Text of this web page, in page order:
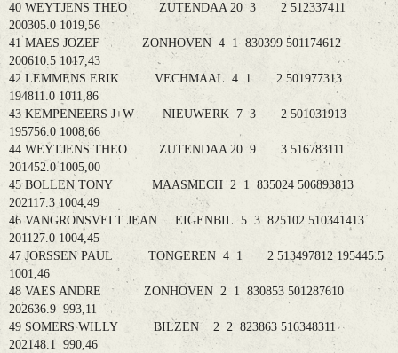
40 WEYTJENS THEO ZUTENDAA 20 3 2 512337411
200305.0 1019,56
41 MAES JOZEF ZONHOVEN 4 1 830399 501174612
200610.5 1017,43
42 LEMMENS ERIK VECHMAAL 4 1 2 501977313
194811.0 1011,86
43 KEMPENEERS J+W NIEUWERK 7 3 2 501031913
195756.0 1008,66
44 WEYTJENS THEO ZUTENDAA 20 9 3 516783111
201452.0 1005,00
45 BOLLEN TONY MAASMECH 2 1 835024 506893813
202117.3 1004,49
46 VANGRONSVELT JEAN EIGENBIL 5 3 825102 510341413
201127.0 1004,45
47 JORSSEN PAUL TONGEREN 4 1 2 513497812 195445.5
1001,46
48 VAES ANDRE ZONHOVEN 2 1 830853 501287610
202636.9 993,11
49 SOMERS WILLY BILZEN 2 2 823863 516348311
202148.1 990,46